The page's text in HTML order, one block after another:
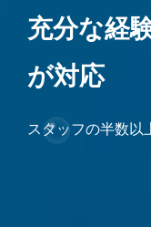
充分な経
が対応
スタッフの半数以